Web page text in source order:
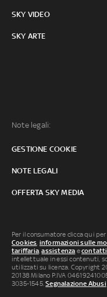
SKY VIDEO
SKY ARTE
Note legali:
GESTIONE COOKIE
NOTE LEGALI
OFFERTA SKY MEDIA
Per il consumatore clicca qui
Cookies, informazioni sulle
tariffaria,assistenza econtatti
intellettuale in essi contenuti,
utilizzati su licenza. Copyright
20138 Milano P.IVA
3035-1545.Segnalazione Abusi